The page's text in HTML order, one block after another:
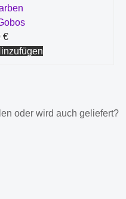
€
oder wird auch geliefert?